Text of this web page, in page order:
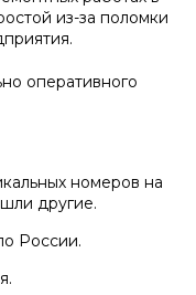
из-за поломки
оперативного
номеров на
другие.
России.